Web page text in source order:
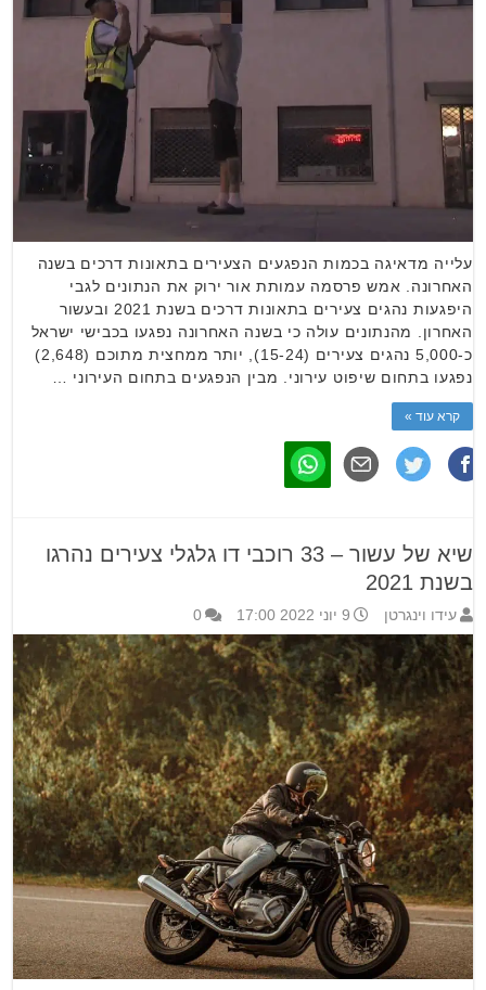
עלייה מדאיגה בכמות הנפגעים הצעירים בתאונות דרכים בשנה
האחרונה. אמש פרסמה עמותת אור ירוק את הנתונים לגבי
היפגעות נהגים צעירים בתאונות דרכים בשנת 2021 ובעשור
האחרון. מהנתונים עולה כי בשנה האחרונה נפגעו בכבישי ישראל
כ-5,000 נהגים צעירים (15-24), יותר ממחצית מתוכם (2,648)
נפגעו בתחום שיפוט עירוני. מבין הנפגעים בתחום העירוני …
קרא עוד »
שיא של עשור – 33 רוכבי דו גלגלי צעירים נהרגו
בשנת 2021
עידו וינגרטן 9 יוני 2022 17:00 0